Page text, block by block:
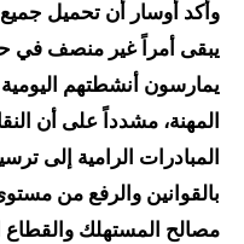
وأكد أوسار أن تحميل
يبقى أمراً غير منصف في
يمارسون أنشطتهم
المهنة، مشدداً على أن
المبادرات الرامية إلى
بالقوانين والرفع من
مصالح المستهلك